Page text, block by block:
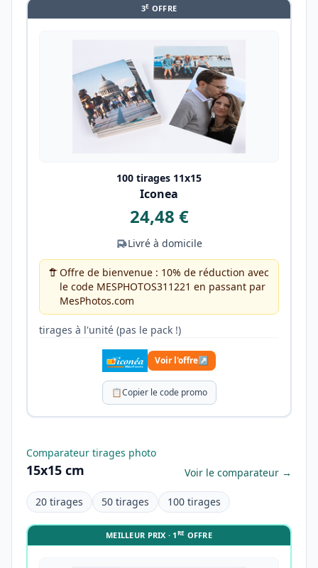
3E OFFRE
100 tirages 11x15
Iconea
24,48 €
Livré à domicile
Offre de bienvenue : 10% de réduction avec
le code MESPHOTOS311221 en passant par
MesPhotos.com
tirages à l'unité (pas le pack !)
Voir l'offre↗
📋Copier le code promo
Comparateur tirages photo
15x15 cm Voir le comparateur →
20 tirages 50 tirages 100 tirages
MEILLEUR PRIX · 1RE OFFRE